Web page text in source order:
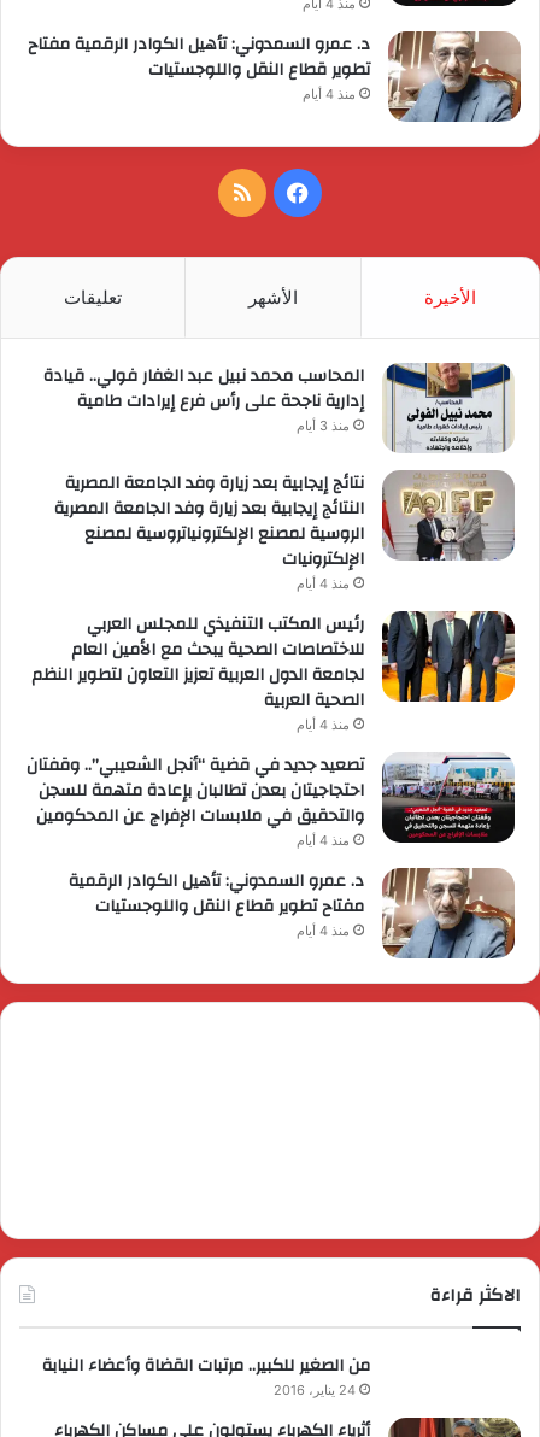
د. عمرو السمدوني: تأهيل الكوادر الرقمية مفتاح
تطوير قطاع النقل واللوجستيات
منذ 4 أيام
فيسبوكملخص
الأخيرة الأشهر تعليقات
المحاسب محمد نبيل عبد الغفار فولي.. قيادة
إدارية ناجحة على رأس فرع إيرادات طامية
منذ 3 أيام
نتائج إيجابية بعد زيارة وفد الجامعة المصرية
النتائج إيجابية بعد زيارة وفد الجامعة المصرية
الروسية لمصنع الإلكترونياتروسية لمصنع
الإلكترونيات
منذ 4 أيام
رئيس المكتب التنفيذي للمجلس العربي
للاختصاصات الصحية يبحث مع الأمين العام
لجامعة الدول العربية تعزيز التعاون لتطوير النظم
الصحية العربية
منذ 4 أيام
تصعيد جديد في قضية “أنجل الشعيبي”.. وقفتان
احتجاجيتان بعدن تطالبان بإعادة متهمة للسجن
والتحقيق في ملابسات الإفراج عن المحكومين
منذ 4 أيام
د. عمرو السمدوني: تأهيل الكوادر الرقمية
مفتاح تطوير قطاع النقل واللوجستيات
منذ 4 أيام
الاكثر قراءة
من الصغير للكبير.. مرتبات القضاة وأعضاء النيابة
24 يناير، 2016
أثرياء الكهرباء يستولون على مساكن الكهرباء